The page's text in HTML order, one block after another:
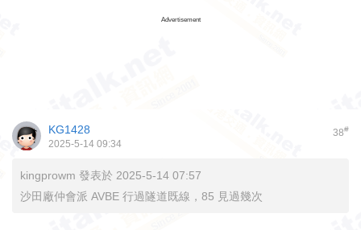
Advertisement
38#
KG1428
2025-5-14 09:34
kingprowm 發表於 2025-5-14 07:57
沙田廠仲會派 AVBE 行過隧道既線，85 見過幾次